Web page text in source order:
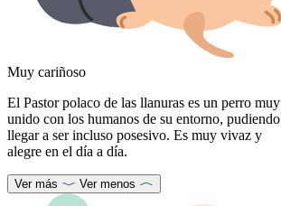
Muy cariñoso
El Pastor polaco de las llanuras es un perro muy
unido con los humanos de su entorno, pudiendo
llegar a ser incluso posesivo. Es muy vivaz y
alegre en el día a día.
Ver más Ver menos